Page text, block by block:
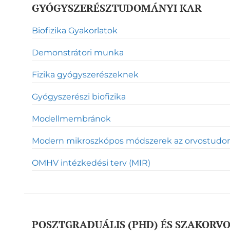
GYÓGYSZERÉSZTUDOMÁNYI KAR
Biofizika Gyakorlatok
Demonstrátori munka
Fizika gyógyszerészeknek
Gyógyszerészi biofizika
Modellmembránok
Modern mikroszkópos módszerek az
OMHV intézkedési terv (MIR)
POSZTGRADUÁLIS (PHD) ÉS